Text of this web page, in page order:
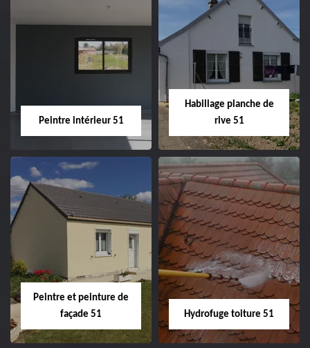
51
Nettoyage et
ravalement de
façade 51
Peintre intérieur 51
Peintre intérieur
Habillage planche de
rive 51
Habillage planche
de rive 51
Peintre et peinture de
façade 51
Hydrofuge toiture 51